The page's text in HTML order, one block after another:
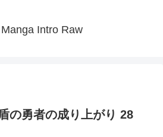
Intro Raw
の勇者の成り上がり 28